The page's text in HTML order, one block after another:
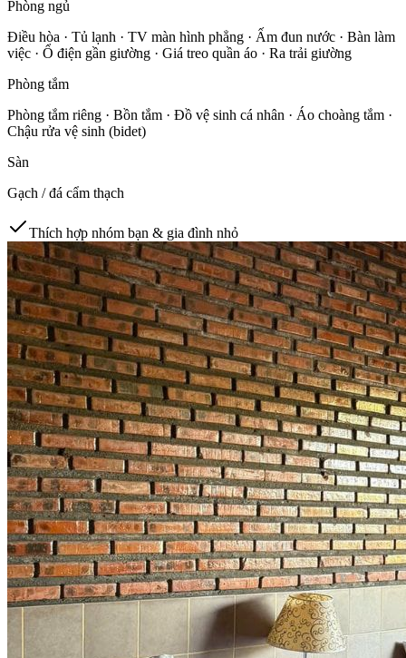
Phòng ngủ
Điều hòa · Tủ lạnh · TV màn hình phẳng · Ấm đun nước · Bàn làm
việc · Ổ điện gần giường · Giá treo quần áo · Ra trải giường
Phòng tắm
Phòng tắm riêng · Bồn tắm · Đồ vệ sinh cá nhân · Áo choàng tắm ·
Chậu rửa vệ sinh (bidet)
Sàn
Gạch / đá cẩm thạch
Thích hợp nhóm bạn & gia đình nhỏ